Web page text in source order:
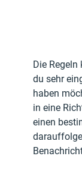
Die
du sehr
haben
in eine
einen